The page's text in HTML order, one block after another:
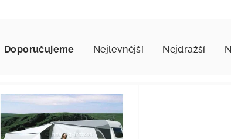
Doporučujeme Nejlevnější Nejdražší
Výpis produktů